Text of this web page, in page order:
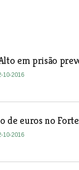
em prisão
10-2016
de euros no
10-2016